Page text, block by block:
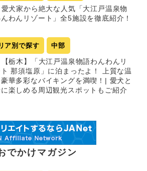
愛犬家から絶大な人気「大江戸温泉物
わんリゾート」全5施設を徹底紹介！
ア別で探す 中部
【栃木】「大江戸温泉物語わんわんリ
那須塩原」に泊まったよ！ 上質な温
華多彩なバイキングを満喫！| 愛犬と
楽しめる周辺観光スポットもご紹介
でかけマガジン